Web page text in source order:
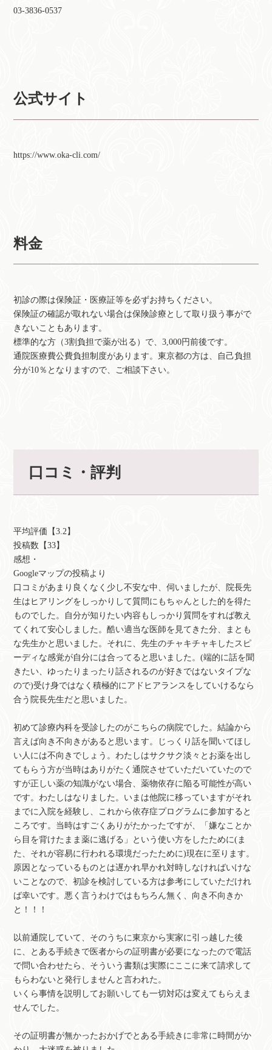
03-3836-0537
公式サイト
https://www.oka-cli.com/
料金
初診の際は保険証・医療証等を必ずお持ちください。
保険証の確認が取れない場合は保険診療として取り扱う事がで
きないこともあります。
標準的な方（3割負担で薬が出る）で、3,000円前後です。
通院医療費公費負担制度があります。東京都の方は、自己負担
分が10％となりますので、ご相談下さい。
口コミ・評判
平均評価【3.2】
投稿数【33】
感想・
Googleマップの投稿より
口コミがあまり良くなく少し不安な中、伺いましたが、院長先
生はヒアリングをしっかりして質問にもちゃんとした的を得た
ものでした。自分が知りたい内容もしっかり質問をすれば教え
てくれて安心しました。酷い適当な医師を見てきた分、まとも
な先生かと思いました。それに、先生のチャキチャキしたスピ
ーディな感覚が自分には合ってると思いました。(端的に話を聞
きたい、ゆったりまったり話されるのが好きではないタイプな
ので)受け身ではなく積極的にアドヒアランスをしていけるなら
合う院長先生だと思いました。
初めて診療内科を受診したのがこちらの病院でした。結論から
言えば向き不向きがあると思います。じっくり話を聞いてほし
い人には不向きでしょう。わたしはサクサク淡々とお薬を出し
てもらう方が当時はありがたく通院させていただいていたので
すが正しい薬の知識がない場合、薬物依存に陥る可能性が高い
です。わたしはなりました。いまは他院に移っていますがそれ
までに入院を経験し、これから依存症プログラムに参加すると
ころです。当時はすごくありがたかったですが、「嫌なことか
ら目を背けたまま薬に逃げる」という使い方をしたために(ま
た、それが容易に行われる環境だったために)現在に至ります。
原因となっているものとは遅かれ早かれ対時しなければいけな
いことなので、初診を検討している方は参考にしていただけれ
ば幸いです。悪く言うわけではもちろん無く、向き不向きか
と！！！
以前通院していて、そのうちに東京から実家に引っ越した後
に、とある手続きで医者からの証明書が必要になったので電話
で問い合わせたら、そういう書類は実際にここに来て請求して
もらわないと発行しませんと言われた。
いくら事情を説明してお願いしても一切対応は変えてもらえま
せんでした。
その証明書が無かったおかげでとある手続きに非常に時間がか